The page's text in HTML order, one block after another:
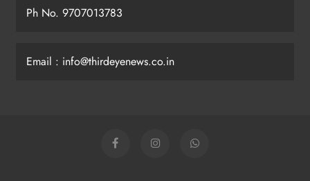
Ph No. 9707013783
Email : info@thirdeyenews.co.in